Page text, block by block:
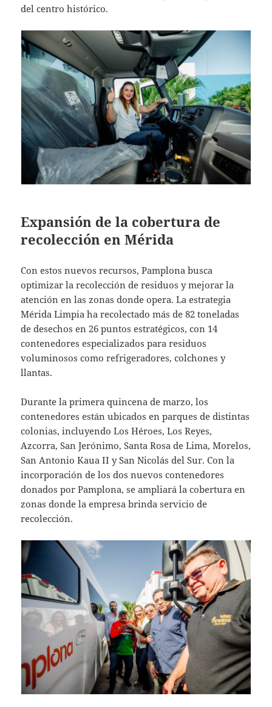
del centro histórico.
Expansión de la cobertura de
recolección en Mérida
Con estos nuevos recursos, Pamplona busca
optimizar la recolección de residuos y mejorar la
atención en las zonas donde opera. La estrategia
Mérida Limpia ha recolectado más de 82 toneladas
de desechos en 26 puntos estratégicos, con 14
contenedores especializados para residuos
voluminosos como refrigeradores, colchones y
llantas.
Durante la primera quincena de marzo, los
contenedores están ubicados en parques de distintas
colonias, incluyendo Los Héroes, Los Reyes,
Azcorra, San Jerónimo, Santa Rosa de Lima, Morelos,
San Antonio Kaua II y San Nicolás del Sur. Con la
incorporación de los dos nuevos contenedores
donados por Pamplona, se ampliará la cobertura en
zonas donde la empresa brinda servicio de
recolección.